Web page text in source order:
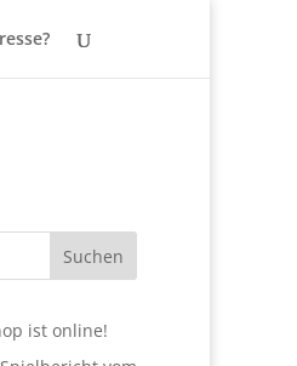
Suchen
ist online!